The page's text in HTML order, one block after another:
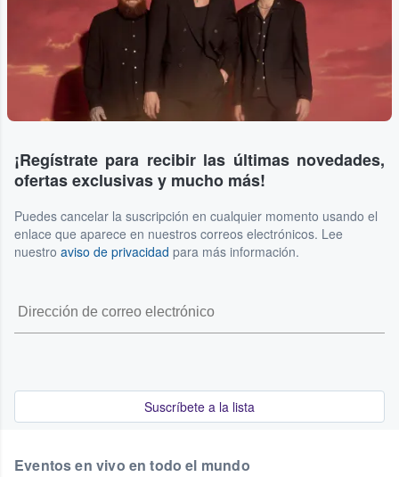
¡Regístrate para recibir las últimas novedades,
ofertas exclusivas y mucho más!
Puedes cancelar la suscripción en cualquier momento usando el
enlace que aparece en nuestros correos electrónicos. Lee
nuestro aviso de privacidad para más información.
Suscríbete a la lista
Eventos en vivo en todo el mundo